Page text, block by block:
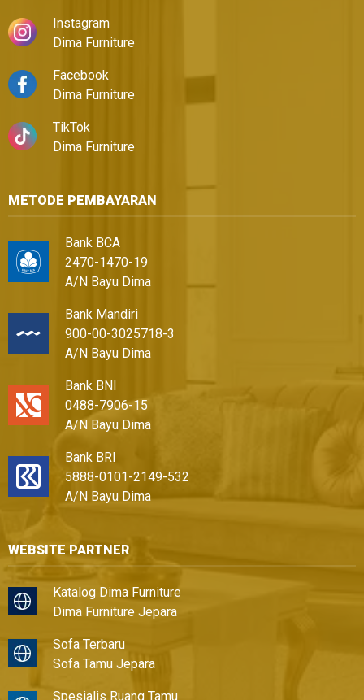
Instagram
Dima Furniture
Facebook
Dima Furniture
TikTok
Dima Furniture
METODE PEMBAYARAN
Bank BCA
2470-1470-19
A/N Bayu Dima
Bank Mandiri
900-00-3025718-3
A/N Bayu Dima
Bank BNI
0488-7906-15
A/N Bayu Dima
Bank BRI
5888-0101-2149-532
A/N Bayu Dima
WEBSITE PARTNER
Katalog Dima Furniture
Dima Furniture Jepara
Sofa Terbaru
Sofa Tamu Jepara
Spesialis Ruang Tamu